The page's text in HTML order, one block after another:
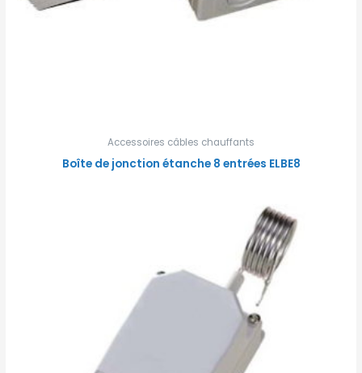
Accessoires câbles chauffants
Boîte de jonction étanche 8 entrées ELBE8